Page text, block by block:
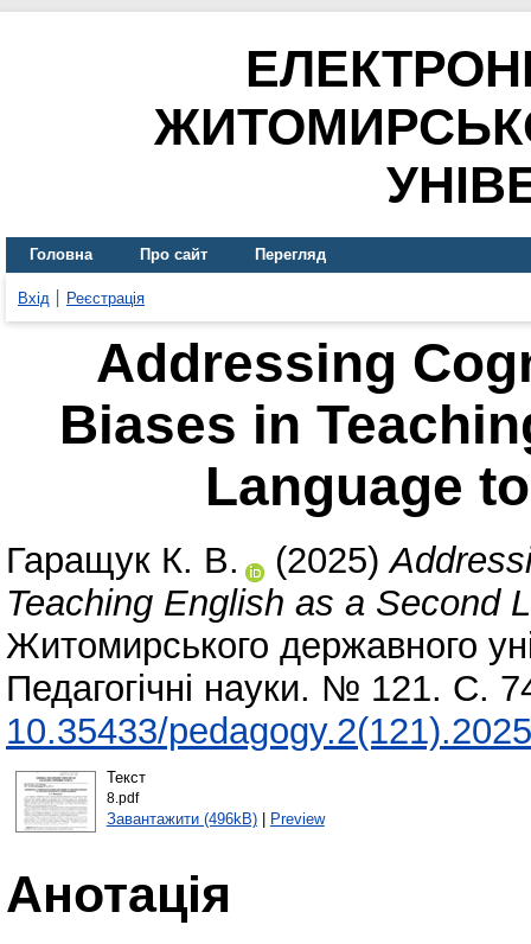
Головна Про сайт Перегляд
Вхід Реєстрація
Addressing
Biases in
Language
Гаращук К. В. (2025)
Teaching English as a Second
Житомирського державного
Педагогічні науки. № 121. С.
10.35433/
Текст
8.pdf
Завантажити (496kB)| Preview
Анотація